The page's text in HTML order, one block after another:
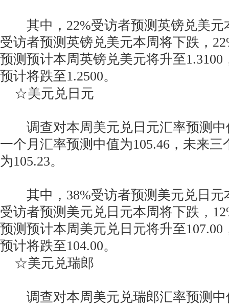
其中，22%受访者预测英镑兑美元
受访者预测英镑兑美元本周将下跌，
预测预计本周英镑兑美元将升至
预计将跌至1.2500。
☆美元兑日元
调查对本周美元兑日元汇率预测中
一个月汇率预测中值为105.46，未来
为105.23。
其中，38%受访者预测美元兑日元
受访者预测美元兑日元本周将下跌，
预测预计本周美元兑日元将升至
预计将跌至104.00。
☆美元兑瑞郎
调查对本周美元兑瑞郎汇率预测中